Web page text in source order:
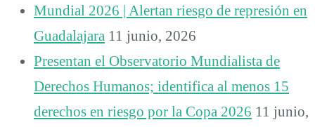
Mundial 2026 | Alertan riesgo de represión en
Guadalajara 11 junio, 2026
Presentan el Observatorio Mundialista de
Derechos Humanos; identifica al menos 15
derechos en riesgo por la Copa 2026 11 junio,